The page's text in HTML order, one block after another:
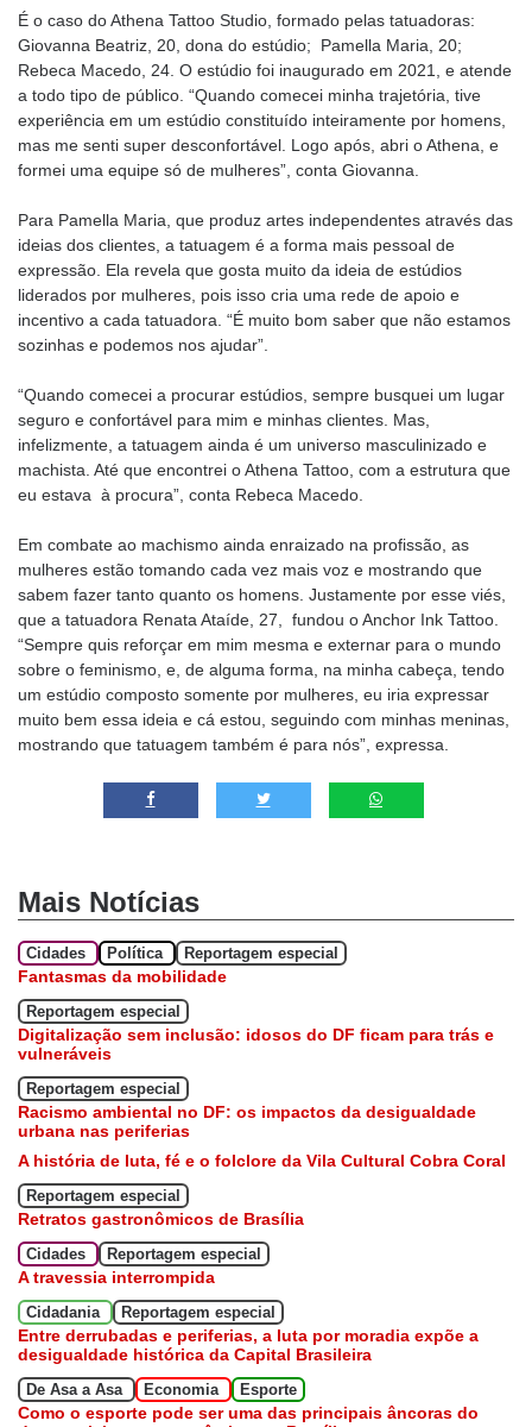
É o caso do Athena Tattoo Studio, formado pelas tatuadoras:
Giovanna Beatriz, 20, dona do estúdio; Pamella Maria, 20;
Rebeca Macedo, 24. O estúdio foi inaugurado em 2021, e atende
a todo tipo de público. “Quando comecei minha trajetória, tive
experiência em um estúdio constituído inteiramente por homens,
mas me senti super desconfortável. Logo após, abri o Athena, e
formei uma equipe só de mulheres”, conta Giovanna.
Para Pamella Maria, que produz artes independentes através das
ideias dos clientes, a tatuagem é a forma mais pessoal de
expressão. Ela revela que gosta muito da ideia de estúdios
liderados por mulheres, pois isso cria uma rede de apoio e
incentivo a cada tatuadora. “É muito bom saber que não estamos
sozinhas e podemos nos ajudar”.
“Quando comecei a procurar estúdios, sempre busquei um lugar
seguro e confortável para mim e minhas clientes. Mas,
infelizmente, a tatuagem ainda é um universo masculinizado e
machista. Até que encontrei o Athena Tattoo, com a estrutura que
eu estava à procura”, conta Rebeca Macedo.
Em combate ao machismo ainda enraizado na profissão, as
mulheres estão tomando cada vez mais voz e mostrando que
sabem fazer tanto quanto os homens. Justamente por esse viés,
que a tatuadora Renata Ataíde, 27, fundou o Anchor Ink Tattoo.
“Sempre quis reforçar em mim mesma e externar para o mundo
sobre o feminismo, e, de alguma forma, na minha cabeça, tendo
um estúdio composto somente por mulheres, eu iria expressar
muito bem essa ideia e cá estou, seguindo com minhas meninas,
mostrando que tatuagem também é para nós”, expressa.
Mais Notícias
Cidades Política Reportagem especial
Fantasmas da mobilidade
Reportagem especial
Digitalização sem inclusão: idosos do DF ficam para trás e
vulneráveis
Reportagem especial
Racismo ambiental no DF: os impactos da desigualdade
urbana nas periferias
A história de luta, fé e o folclore da Vila Cultural Cobra Coral
Reportagem especial
Retratos gastronômicos de Brasília
Cidades Reportagem especial
A travessia interrompida
Cidadania Reportagem especial
Entre derrubadas e periferias, a luta por moradia expõe a
desigualdade histórica da Capital Brasileira
De Asa a Asa Economia Esporte
Como o esporte pode ser uma das principais âncoras do